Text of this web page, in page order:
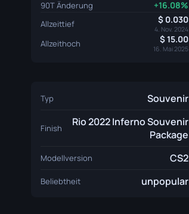
90T Änderung +16.08%
Allzeittief 0.030
4. Nov. 2024
Allzeithoch 15.00
16. Mai 2025
Typ Souvenir
Finish
Rio 2022 Inferno Souvenir
Package
Modellversion CS2
Beliebtheit unpopular